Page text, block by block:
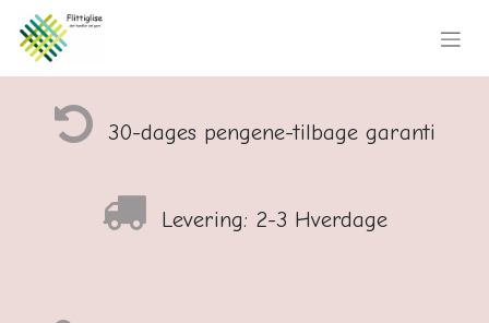
30-dages pengene-tilbage garanti
Levering: 2-3 Hverdage